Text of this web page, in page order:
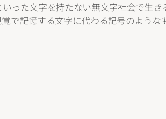
った文字を持たない無文字社会で生
で記憶する文字に代わる記号のよう